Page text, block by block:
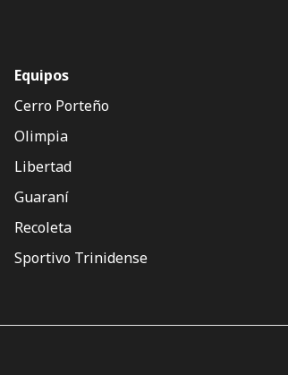
Equipos
Cerro Porteño
Olimpia
Libertad
Guaraní
Recoleta
Sportivo Trinidense